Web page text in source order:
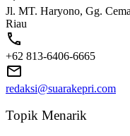
Jl. MT. Haryono, Gg.
Riau
+62 813-6406-6665
redaksi@suarakepri.com
Topik Menarik